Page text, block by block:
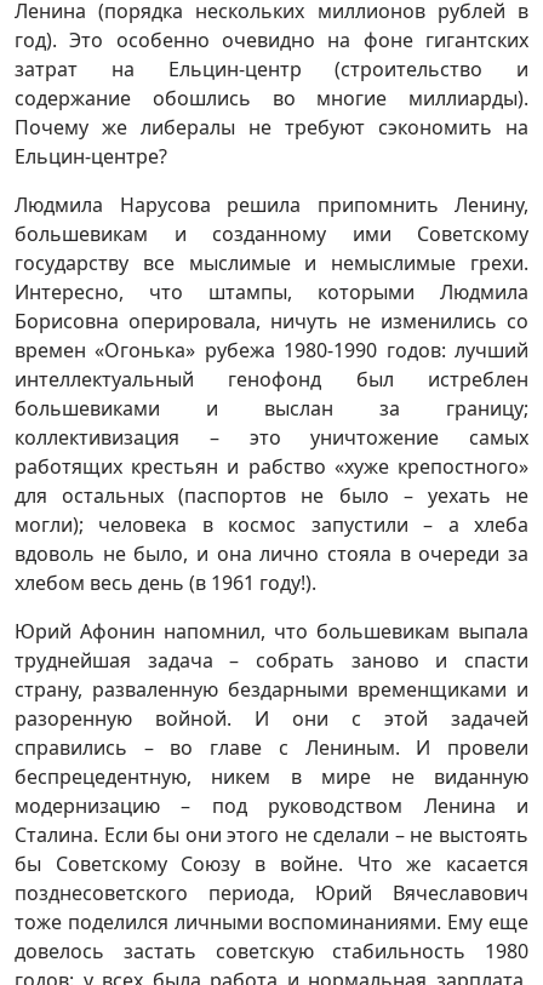
Ленина (порядка нескольких миллионов рублей в
год). Это особенно очевидно на фоне гигантских
затрат на Ельцин-центр (строительство и
содержание обошлись во многие миллиарды).
Почему же либералы не требуют сэкономить на
Ельцин-центре?
Людмила Нарусова решила припомнить Ленину,
большевикам и созданному ими Советскому
государству все мыслимые и немыслимые грехи.
Интересно, что штампы, которыми Людмила
Борисовна оперировала, ничуть не изменились со
времен «Огонька» рубежа 1980-1990 годов: лучший
интеллектуальный генофонд был истреблен
большевиками и выслан за границу;
коллективизация – это уничтожение самых
работящих крестьян и рабство «хуже крепостного»
для остальных (паспортов не было – уехать не
могли); человека в космос запустили – а хлеба
вдоволь не было, и она лично стояла в очереди за
хлебом весь день (в 1961 году!).
Юрий Афонин напомнил, что большевикам выпала
труднейшая задача – собрать заново и спасти
страну, разваленную бездарными временщиками и
разоренную войной. И они с этой задачей
справились – во главе с Лениным. И провели
беспрецедентную, никем в мире не виданную
модернизацию – под руководством Ленина и
Сталина. Если бы они этого не сделали – не выстоять
бы Советскому Союзу в войне. Что же касается
позднесоветского периода, Юрий Вячеславович
тоже поделился личными воспоминаниями. Ему еще
довелось застать советскую стабильность 1980